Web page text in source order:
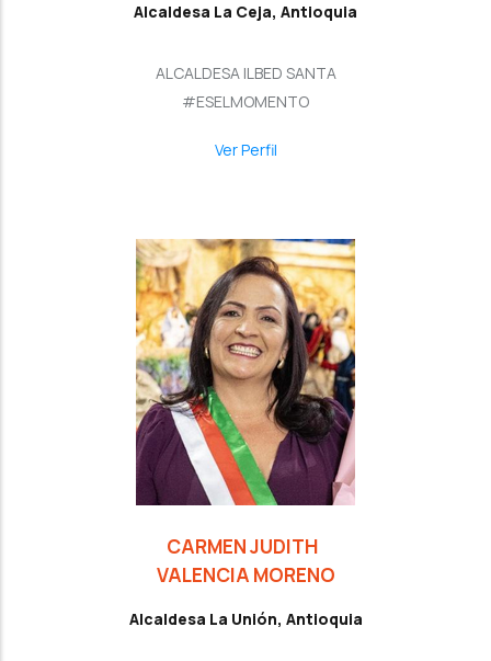
Alcaldesa La Ceja, Antioquia
ALCALDESA ILBED SANTA
#ESELMOMENTO
Ver Perfil
CARMEN JUDITH
VALENCIA MORENO
Alcaldesa La Unión, Antioquia